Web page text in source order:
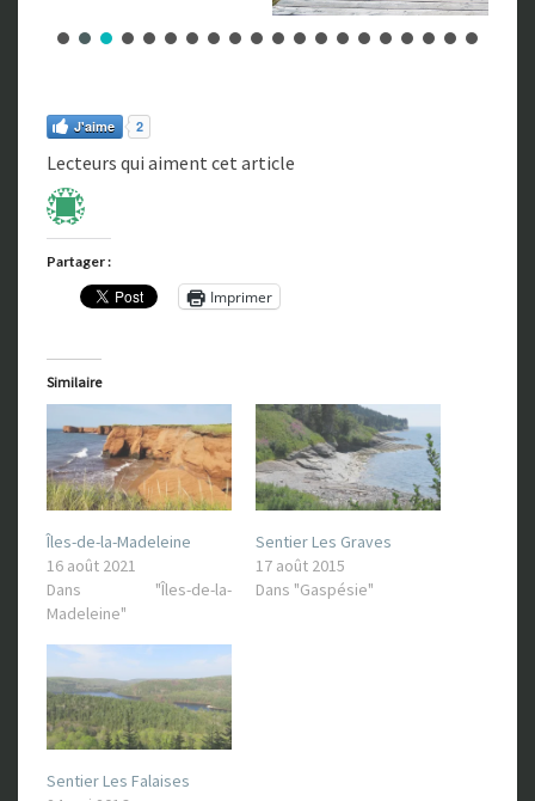
J'aime 2
Lecteurs qui aiment cet article
Partager :
Imprimer
Similaire
Îles-de-la-Madeleine
16 août 2021
Dans "Îles-de-la-
Madeleine"
Sentier Les Graves
17 août 2015
Dans "Gaspésie"
Sentier Les Falaises